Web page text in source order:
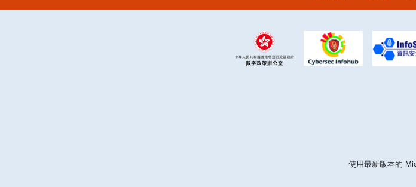
使用最新版本的